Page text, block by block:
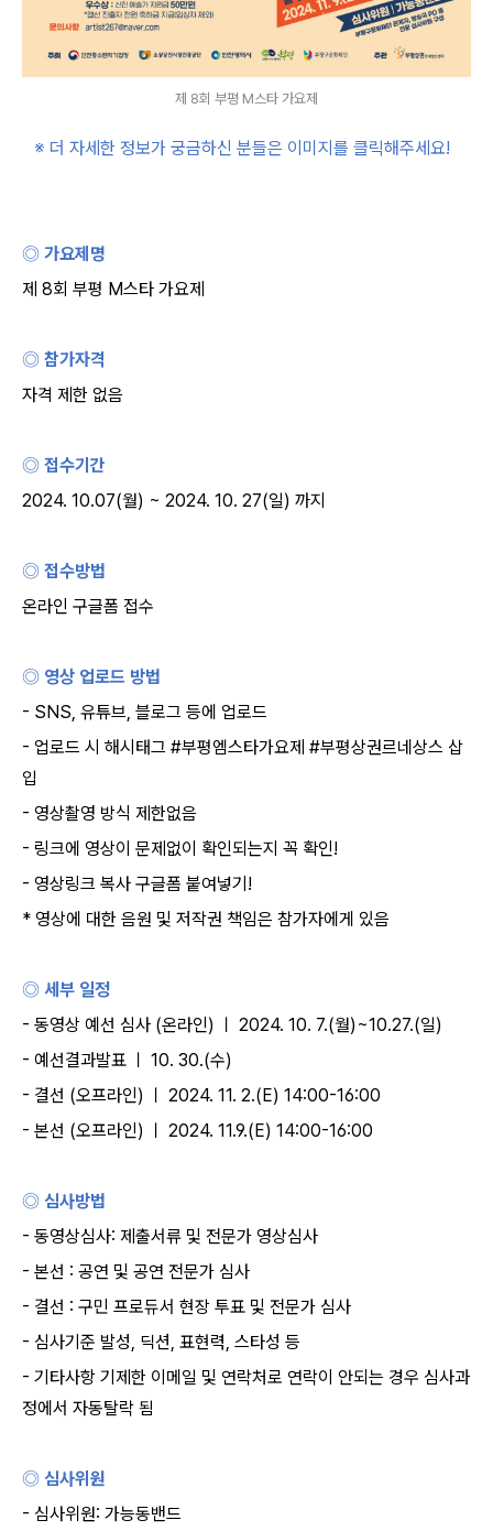
제 8회 부평 M스타 가요제
※ 더 자세한 정보가 궁금하신 분들은 이미지를 클릭해주세요!
◎ 가요제명
제 8회 부평 M스타 가요제
◎ 참가자격
자격 제한 없음
◎ 접수기간
2024. 10.07(월) ~ 2024. 10. 27(일) 까지
◎ 접수방법
온라인 구글폼 접수
◎ 영상 업로드 방법
- SNS, 유튜브, 블로그 등에 업로드
- 업로드 시 해시태그 #부평엠스타가요제 #부평상권르네상스 삽
입
- 영상촬영 방식 제한없음
- 링크에 영상이 문제없이 확인되는지 꼭 확인!
- 영상링크 복사 구글폼 붙여넣기!
* 영상에 대한 음원 및 저작권 책임은 참가자에게 있음
◎ 세부 일정
- 동영상 예선 심사 (온라인) ㅣ 2024. 10. 7.(월)~10.27.(일)
- 예선결과발표 ㅣ 10. 30.(수)
- 결선 (오프라인) ㅣ 2024. 11. 2.(E) 14:00-16:00
- 본선 (오프라인) ㅣ 2024. 11.9.(E) 14:00-16:00
◎ 심사방법
- 동영상심사: 제출서류 및 전문가 영상심사
- 본선 : 공연 및 공연 전문가 심사
- 결선 : 구민 프로듀서 현장 투표 및 전문가 심사
- 심사기준 발성, 딕션, 표현력, 스타성 등
- 기타사항 기제한 이메일 및 연락처로 연락이 안되는 경우 심사과
정에서 자동탈락 됨
◎ 심사위원
- 심사위원: 가능동밴드